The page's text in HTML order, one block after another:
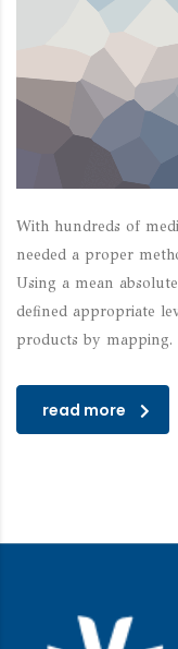
With hundreds of
needed a proper
Using a mean
defined appropriate
products by mapping.
read more